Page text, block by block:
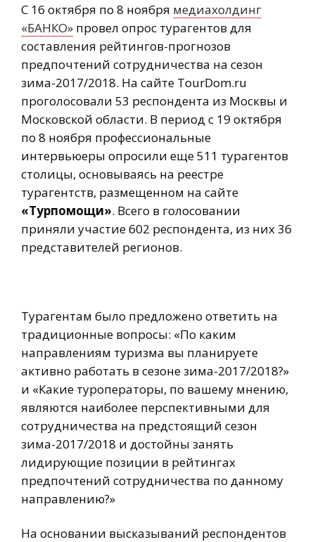
С 16 октября по 8 ноября медиахолдинг
«БАНКО» провел опрос турагентов для
составления рейтингов-прогнозов
предпочтений сотрудничества на сезон
зима-2017/2018. На сайте TourDom.ru
проголосовали 53 респондента из Москвы и
Московской области. В период с 19 октября
по 8 ноября профессиональные
интервьюеры опросили еще 511 турагентов
столицы, основываясь на реестре
турагентств, размещенном на сайте
«Турпомощи». Всего в голосовании
приняли участие 602 респондента, из них 36
представителей регионов.
Турагентам было предложено ответить на
традиционные вопросы: «По каким
направлениям туризма вы планируете
активно работать в сезоне зима-2017/2018?»
и «Какие туроператоры, по вашему мнению,
являются наиболее перспективными для
сотрудничества на предстоящий сезон
зима-2017/2018 и достойны занять
лидирующие позиции в рейтингах
предпочтений сотрудничества по данному
направлению?»
На основании высказываний респондентов